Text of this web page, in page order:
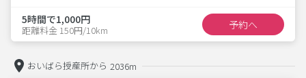
5時間で1,000円
距離料金 150円/10km 予約へ
おいばら授産所から 2036m